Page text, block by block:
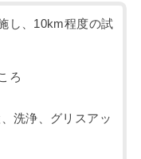
し、10km程度の試
ろ
洗浄、グリスアッ